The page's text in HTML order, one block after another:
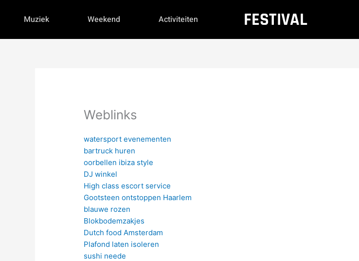
Muziek Weekend Activiteiten FESTIVAL
Weblinks
watersport evenementen
bartruck huren
oorbellen ibiza style
DJ winkel
High class escort service
Gootsteen ontstoppen Haarlem
blauwe rozen
Blokbodemzakjes
Dutch food Amsterdam
Plafond laten isoleren
sushi neede